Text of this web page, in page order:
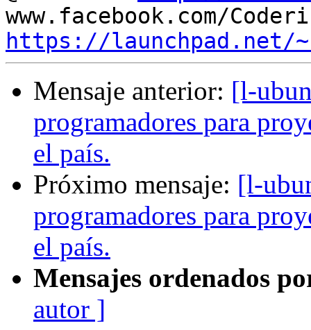
https://launchpad.net/
Mensaje anterior: [l-
programadores para
el país.
Próximo mensaje: [l-
programadores para
el país.
Mensajes ordenados
autor ]